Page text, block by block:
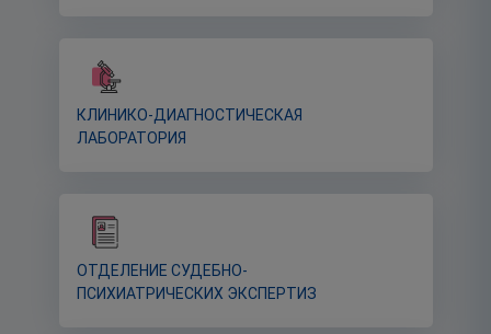
КЛИНИКО-ДИАГНОСТИЧЕСКАЯ
ЛАБОРАТОРИЯ
ОТДЕЛЕНИЕ СУДЕБНО-
ПСИХИАТРИЧЕСКИХ ЭКСПЕРТИЗ